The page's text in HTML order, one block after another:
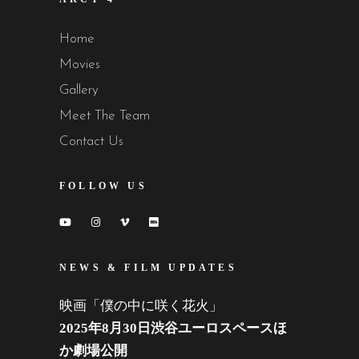
Home
Movies
Gallery
Meet The Team
Contact Us
FOLLOW US
NEWS & FILM UPDATES
映画「僕の中に咲く花火」
2025年8月30日渋谷ユーロスペースほ
か劇場公開